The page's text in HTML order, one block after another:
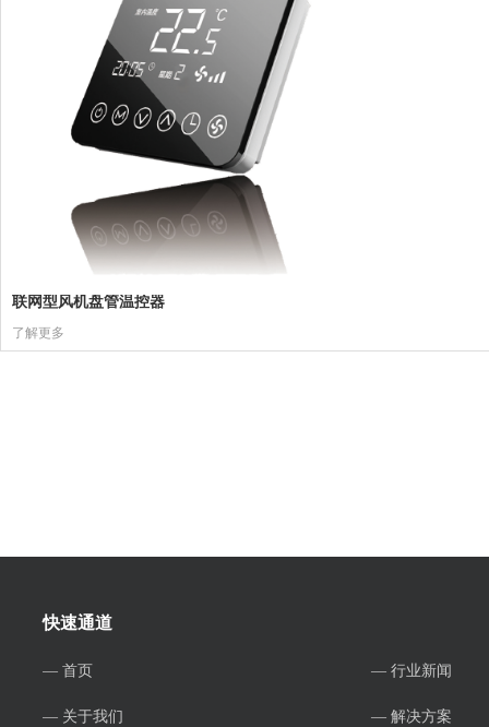
联网型风机盘管温控器
了解更多
快速通道
— 首页 — 行业新闻
— 关于我们 — 解决方案